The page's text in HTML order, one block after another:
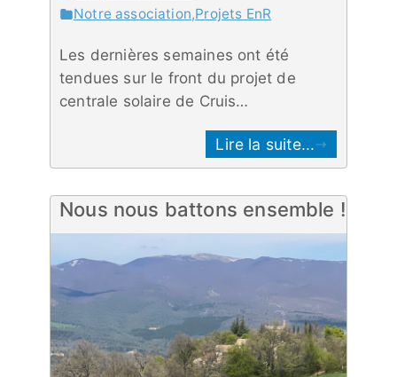
Notre association,Projets EnR
Les dernières semaines ont été
tendues sur le front du projet de
centrale solaire de Cruis…
Lire la suite...
Nous nous battons ensemble !